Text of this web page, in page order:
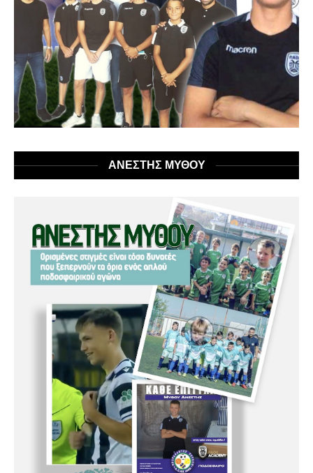
ΑΝΕΣΤΗΣ ΜΥΘΟΥ